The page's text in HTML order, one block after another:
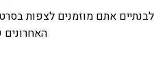
לבנתיים אתם מוזמנים לצפות
האחרונים